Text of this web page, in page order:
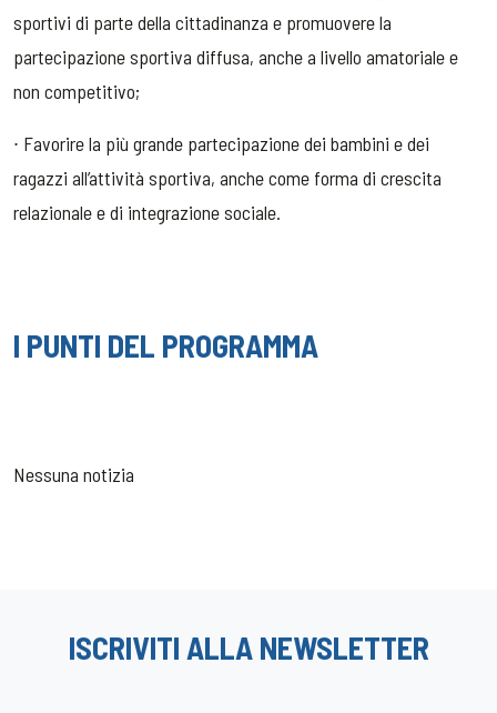
sportivi di parte della cittadinanza e promuovere la
partecipazione sportiva diffusa, anche a livello amatoriale e
non competitivo;
∙ Favorire la più grande partecipazione dei bambini e dei
ragazzi all’attività sportiva, anche come forma di crescita
relazionale e di integrazione sociale.
I PUNTI DEL PROGRAMMA
Nessuna notizia
ISCRIVITI ALLA NEWSLETTER